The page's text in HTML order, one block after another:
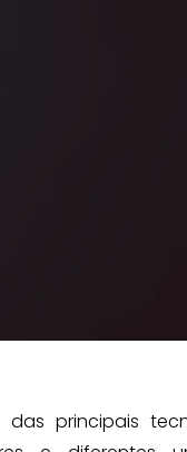
principais